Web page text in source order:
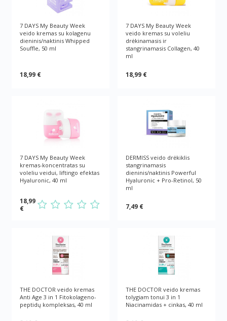
7 DAYS My Beauty Week
veido kremas su kolagenu
dieninis/naktinis Whipped
Souffle, 50 ml
18,99 €
7 DAYS My Beauty Week
veido kremas su voleliu
drėkinamasis ir
stangrinamasis Collagen, 40
ml
18,99 €
7 DAYS My Beauty Week
kremas-koncentratas su
voleliu veidui, liftingo efektas
Hyaluronic, 40 ml
18,99
€
DERMISS veido drėkiklis
stangrinamasis
dieninis/naktinis Powerful
Hyaluronic + Pro-Retinol, 50
ml
7,49 €
THE DOCTOR veido kremas
Anti Age 3 in 1 Fitokolageno-
peptidų kompleksas, 40 ml
THE DOCTOR veido kremas
tolygiam tonui 3 in 1
Niacinamidas + cinkas, 40 ml